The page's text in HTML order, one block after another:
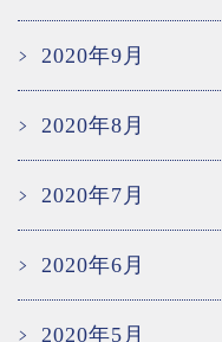
2020年9月
2020年8月
2020年7月
2020年6月
2020年5月